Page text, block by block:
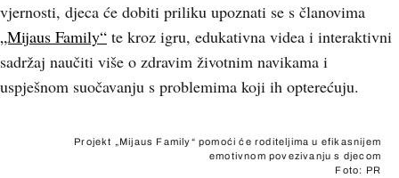
vjernosti, djeca će dobiti priliku upoznati se s članovima
„Mijaus Family“ te kroz igru, edukativna videa i interaktivni
sadržaj naučiti više o zdravim životnim navikama i
uspješnom suočavanju s problemima koji ih opterećuju.
Projekt „Mijaus Family“ pomoći će roditeljima u efikasnijem
emotivnom povezivanju s djecom
Foto: PR